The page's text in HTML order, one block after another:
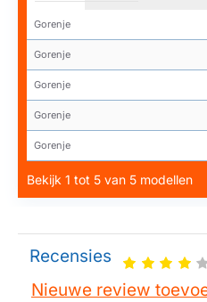
Gorenje
Gorenje
Gorenje
Gorenje
Gorenje
Bekijk 1 tot 5 van 5 modellen
Recensies
Nieuwe review